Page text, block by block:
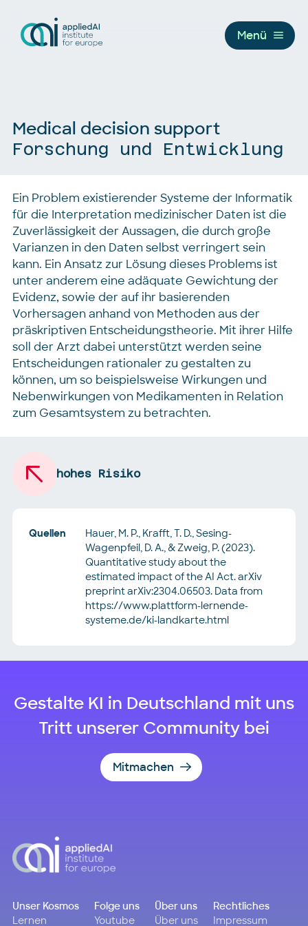
Menü
Medical decision support
Forschung und Entwicklung
Ein Problem existierender Systeme der Informatik
für die Interpretation medizinischer Daten ist die
Zuverlässigkeit der Aussagen, die durch große
Varianzen in den Daten selbst verringert sein
kann. Ein Ansatz zur Lösung dieses Problems ist
unter anderem eine adäquate Gewichtung der
Evidenz, sowie der auf ihr basierenden
Vorhersagen anhand von Methoden aus der
präskriptiven Entscheidungstheorie. Mit ihrer Hilfe
soll der Arzt dabei unterstützt werden seine
Entscheidungen rationaler zu gestalten zu
können, um so beispielsweise Wirkungen und
Nebenwirkungen von Medikamenten in Relation
zum Gesamtsystem zu betrachten.
hohes Risiko
Quellen
Hauer, M. P., Krafft, T. D., Sesing-
Wagenpfeil, D. A., & Zweig, P. (2023).
Quantitative study about the
estimated impact of the AI Act. arXiv
preprint arXiv:2304.06503. Data from
https://www.plattform-lernende-
systeme.de/ki-landkarte.html
Gestalte KI in Deutschland mit uns
Tritt unserer Community bei
Mitmachen
Unser Kosmos
Lernen
Folge uns
Youtube
Über uns
Über uns
Rechtliches
Impressum